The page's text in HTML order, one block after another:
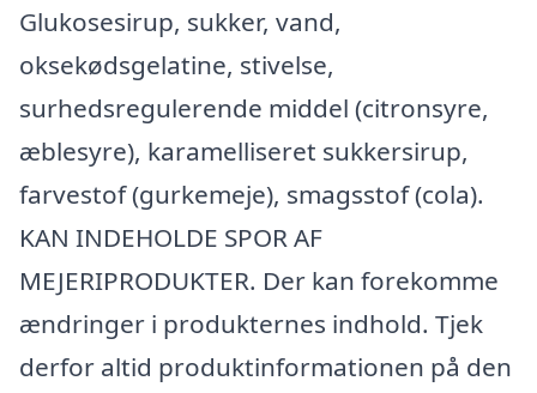
Glukosesirup, sukker, vand,
oksekødsgelatine, stivelse,
surhedsregulerende middel (citronsyre,
æblesyre), karamelliseret sukkersirup,
farvestof (gurkemeje), smagsstof (cola).
KAN INDEHOLDE SPOR AF
MEJERIPRODUKTER. Der kan forekomme
ændringer i produkternes indhold. Tjek
derfor altid produktinformationen på den